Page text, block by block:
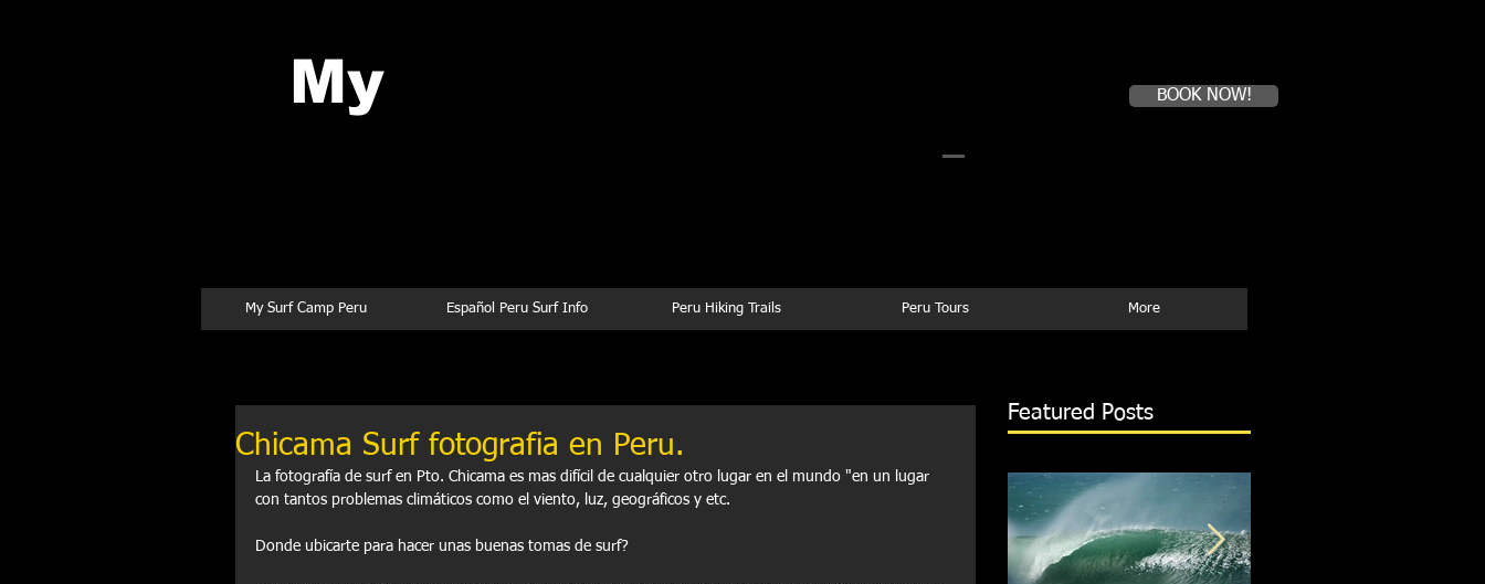
My BOOK NOW!
My Surf Camp Peru Español Peru Surf Info Peru Hiking Trails Peru Tours More
Chicama Surf fotografia en Peru.
La fotografía de surf en Pto. Chicama es mas difícil de cualquier otro lugar en el mundo "en un lugar
con tantos problemas climáticos como el viento, luz, geográficos y etc.
Donde ubicarte para hacer unas buenas tomas de surf?
Featured Posts